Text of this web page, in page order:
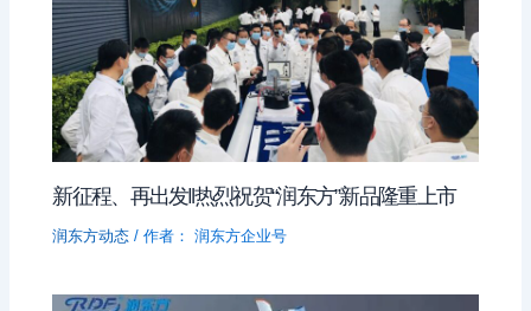
新征程、再出发‖热烈祝贺“润东方”新品隆重上市
润东方动态 / 作者： 润东方企业号